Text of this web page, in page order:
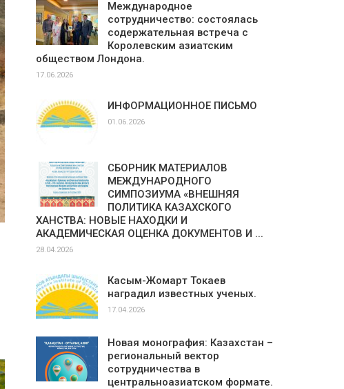
Международное
сотрудничество: состоялась
содержательная встреча с
Королевским азиатским
обществом Лондона.
17.06.2026
ИНФОРМАЦИОННОЕ ПИСЬМО
01.06.2026
СБОРНИК МАТЕРИАЛОВ
МЕЖДУНАРОДНОГО
СИМПОЗИУМА «ВНЕШНЯЯ
ПОЛИТИКА КАЗАХСКОГО
ХАНСТВА: НОВЫЕ НАХОДКИ И
АКАДЕМИЧЕСКАЯ ОЦЕНКА ДОКУМЕНТОВ И ...
28.04.2026
Касым-Жомарт Токаев
наградил известных ученых.
17.04.2026
Новая монография: Казахстан –
региональный вектор
сотрудничества в
центральноазиатском формате.